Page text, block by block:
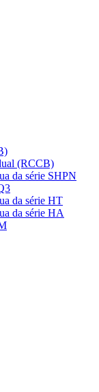
(RCCB)
da série SHPN
da série HT
da série HA